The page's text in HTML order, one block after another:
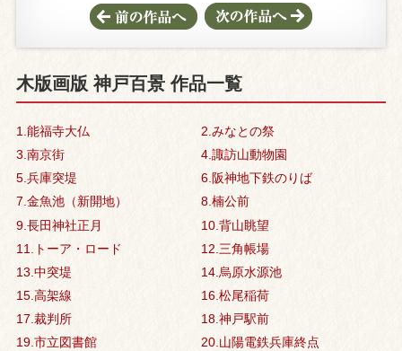
木版画版 神戸百景 作品一覧
1.能福寺大仏
2.みなとの祭
3.南京街
4.諏訪山動物園
5.兵庫突堤
6.阪神地下鉄のりば
7.金魚池（新開地）
8.楠公前
9.長田神社正月
10.背山眺望
11.トーア・ロード
12.三角帳場
13.中突堤
14.烏原水源池
15.高架線
16.松尾稲荷
17.裁判所
18.神戸駅前
19.市立図書館
20.山陽電鉄兵庫終点